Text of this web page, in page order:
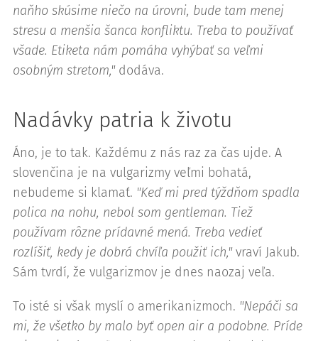
naňho skúsime niečo na úrovni, bude tam menej
stresu a menšia šanca konfliktu. Treba to používať
všade. Etiketa nám pomáha vyhýbať sa veľmi
osobným stretom," dodáva.
Nadávky patria k životu
Áno, je to tak. Každému z nás raz za čas ujde. A
slovenčina je na vulgarizmy veľmi bohatá,
nebudeme si klamať. "Keď mi pred týždňom spadla
polica na nohu, nebol som gentleman. Tiež
používam rôzne prídavné mená. Treba vedieť
rozlíšiť, kedy je dobrá chvíľa použiť ich,"vraví Jakub.
Sám tvrdí, že vulgarizmov je dnes naozaj veľa.
To isté si však myslí o amerikanizmoch. "Nepáči sa
mi, že všetko by malo byť open air a podobne. Príde